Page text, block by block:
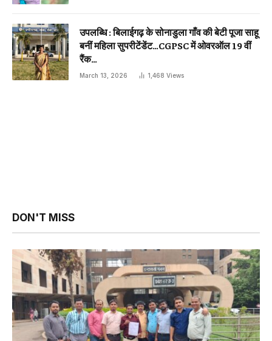
उपलब्धि : बिलाईगढ़ के सोनाडुला गाँव की बेटी पूजा साहू
बनीं महिला सुपरीटेंडेंट…CGPSC में ओवरऑल 19 वीं
रैंक…
March 13, 2026 1,468 Views
DON'T MISS